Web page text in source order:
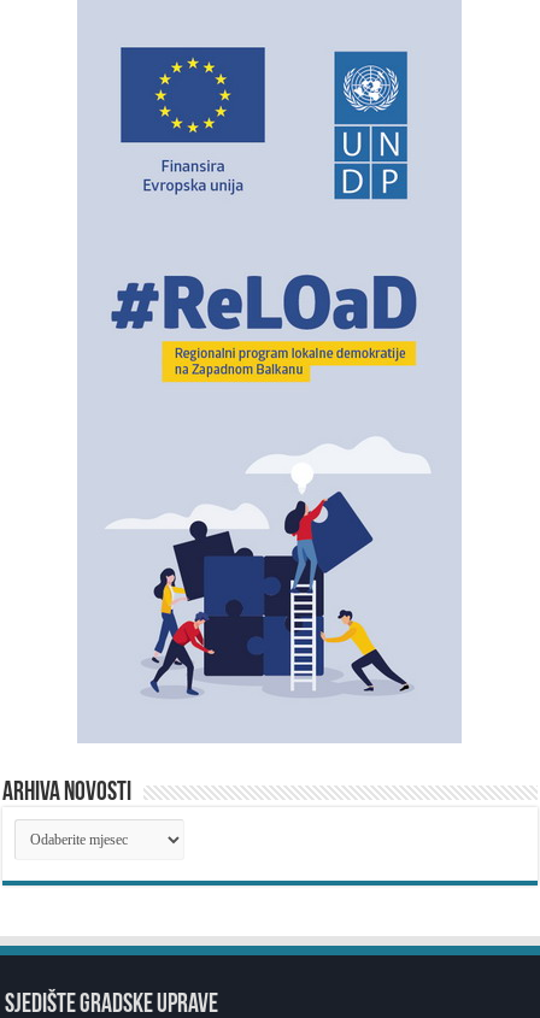
ARHIVA NOVOSTI
ARHIVA
NOVOSTI
SJEDIŠTE GRADSKE UPRAVE